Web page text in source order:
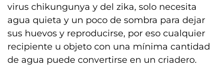
virus chikungunya y del zika, solo necesita
agua quieta y un poco de sombra para dejar
sus huevos y reproducirse, por eso cualquier
recipiente u objeto con una mínima cantidad
de agua puede convertirse en un criadero.